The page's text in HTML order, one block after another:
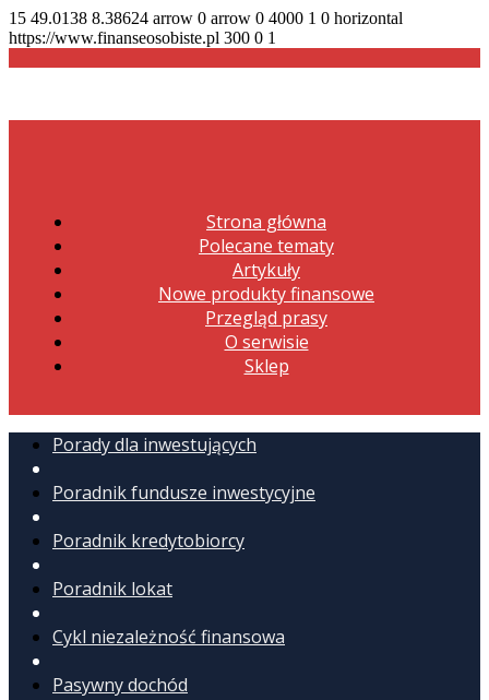
15 49.0138 8.38624 arrow 0 arrow 0 4000 1 0 horizontal
https://www.finanseosobiste.pl 300 0 1
Strona główna
Polecane tematy
Artykuły
Nowe produkty finansowe
Przegląd prasy
O serwisie
Sklep
Porady dla inwestujących
Poradnik fundusze inwestycyjne
Poradnik kredytobiorcy
Poradnik lokat
Cykl niezależność finansowa
Pasywny dochód